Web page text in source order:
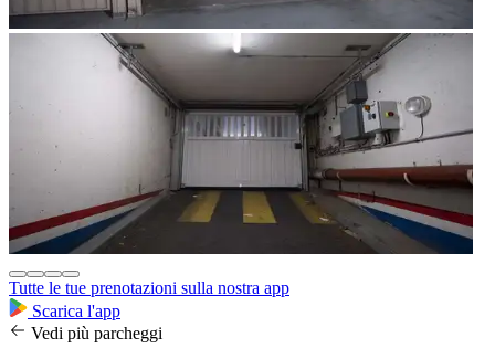
Tutte le tue prenotazioni sulla nostra app
Scarica l'app
Vedi più parcheggi